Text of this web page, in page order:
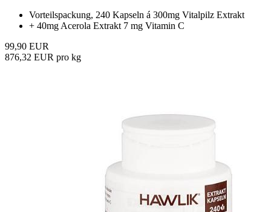
Vorteilspackung, 240 Kapseln á 300mg Vitalpilz Extrakt
+ 40mg Acerola Extrakt 7 mg Vitamin C
99,90 EUR
876,32 EUR pro kg